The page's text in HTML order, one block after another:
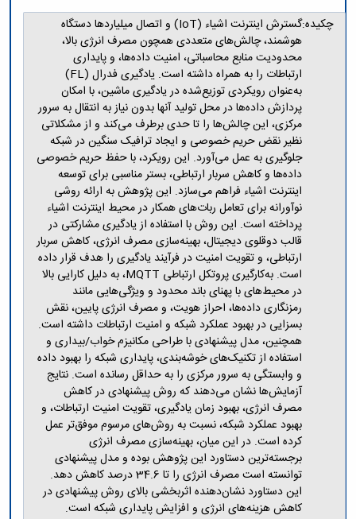
مرتبط
بنیاد
ملی
نخبگان
شرکت
های
دانش
بنیان
آئین
نامه
نامه
های
پژوهشی
فرم
های
پژوهشی
چکیده:
گسترش اینترنت اشیاء (IoT) و اتصال میلیاردها دستگاه
هوشمند، چالش‌های متعددی همچون مصرف انرژی بالا،
محدودیت منابع محاسباتی، امنیت داده‌ها، و پایداری
ارتباطات را به همراه داشته است. یادگیری فدرال (FL)
به‌عنوان رویکردی توزیع‌شده در یادگیری ماشین، با امکان
پردازش داده‌ها در محل تولید آنها بدون نیاز به انتقال به سرور
مرکزی، این چالش‌ها را تا حدی برطرف می‌کند و از مشکلاتی
نظیر نقض حریم خصوصی و ایجاد ترافیک سنگین در شبکه
جلوگیری به عمل می‌آورد. این رویکرد، با حفظ حریم خصوصی
داده‌ها و کاهش سربار ارتباطی، بستر مناسبی برای توسعه
اینترنت اشیاء فراهم می‌سازد. این پژوهش به ارائه روشی
نوآورانه برای تعامل ربات‌های همکار در محیط اینترنت اشیاء
پرداخته است. این روش با استفاده از یادگیری مشارکتی در
قالب دوقلوی دیجیتال، بهینه‌سازی مصرف انرژی، کاهش سربار
ارتباطی، و تقویت امنیت در فرآیند یادگیری را هدف قرار داده
است. به‌کارگیری پروتکل ارتباطی MQTT، به دلیل کارایی بالا
در محیط‌های با پهنای باند محدود و ویژگی‌هایی مانند
رمزنگاری داده‌ها، احراز هویت، و مصرف انرژی پایین، نقش
بسزایی در بهبود عملکرد شبکه و امنیت ارتباطات داشته است.
همچنین، مدل پیشنهادی با طراحی مکانیزم خواب/بیداری و
استفاده از تکنیک‌های خوشه‌بندی، پایداری شبکه را بهبود داده
و وابستگی به سرور مرکزی را به حداقل رسانده است. نتایج
آزمایش‌ها نشان می‌دهند که روش پیشنهادی در کاهش
مصرف انرژی، بهبود زمان یادگیری، تقویت امنیت ارتباطات، و
بهبود عملکرد شبکه، نسبت به روش‌های مرسوم موفق‌تر عمل
کرده است. در این میان، بهینه‌سازی مصرف انرژی
برجسته‌ترین دستاورد این پژوهش بوده و مدل پیشنهادی
توانسته است مصرف انرژی را تا 34.6 درصد کاهش دهد.
این دستاورد نشان‌دهنده اثربخشی بالای روش پیشنهادی در
کاهش هزینه‌های انرژی و افزایش پایداری شبکه است.